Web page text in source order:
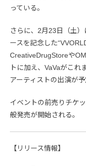
っている。
さらに、2月23日（土
ースを記念した
CreativeDrugStoreや
トに加え、VaVaがこれ
アーティストの出演が予
イベントの前売りチケ
般発売が開始される。
【リリース情報】